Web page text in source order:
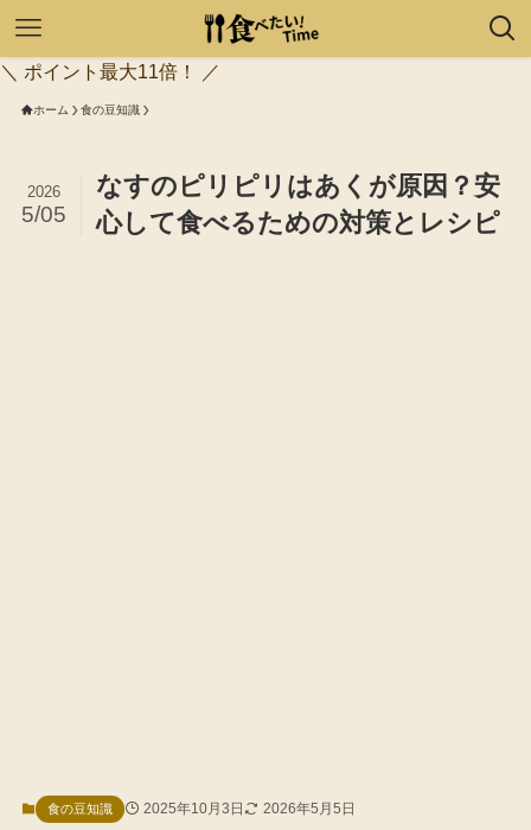
＼ ポイント最大11倍！ ／
ホーム 食の豆知識
なすのピリピリはあくが原因？安
心して食べるための対策とレシピ
2026
5/05
食の豆知識 2025年10月3日 2026年5月5日